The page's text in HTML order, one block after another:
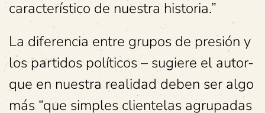
característico de nuestra historia.”
La diferencia entre grupos de presión y
los partidos políticos – sugiere el autor-
que en nuestra realidad deben ser algo
más “que simples clientelas agrupadas